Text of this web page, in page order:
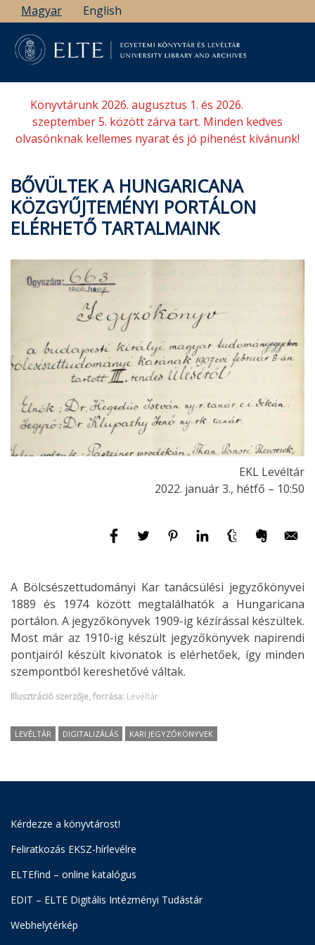
Ugrás
a
tartalomra
Magyar English
Könyvtárunk 2026. augusztus 1. és 2026.
szeptember 5. között zárva tart. Minden kedves
olvasónknak kellemes nyarat és jó pihenést kívánunk!
BŐVÜLTEK A HUNGARICANA
KÖZGYŰJTEMÉNYI PORTÁLON
ELÉRHETŐ TARTALMAINK
EKL Levéltár
2022. január 3., hétfő – 10:50
A Bölcsészettudományi Kar tanácsülési jegyzőkönyvei
1889 és 1974 között megtalálhatók a Hungaricana
portálon. A jegyzőkönyvek 1909-ig kézírással készültek.
Most már az 1910-ig készült jegyzőkönyvek napirendi
pontjairól készült kivonatok is elérhetőek, így minden
szempontból kereshetővé váltak.
Illusztráció szerzője, forrása: Levéltár
LEVÉLTÁR DIGITALIZÁLÁS KARI JEGYZŐKÖNYVEK
Kérdezze a könyvtárost!
Feliratkozás EKSZ-hírlevélre
ELTEfind – online katalógus
EDIT – ELTE Digitális Intézményi Tudástár
Webhelytérkép